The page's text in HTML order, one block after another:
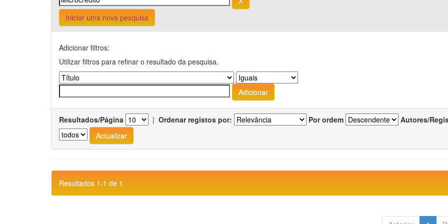
Iniciar uma nova pesquisa
Adicionar filtros:
Utilizar filtros para refinar o resultado da pesquisa.
Resultados/Página | Ordenar registos por: Por ordem Autores/
Resultados 1-1 de 1.